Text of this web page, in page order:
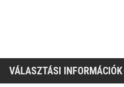
VÁLASZTÁSI INFORMÁCIÓK